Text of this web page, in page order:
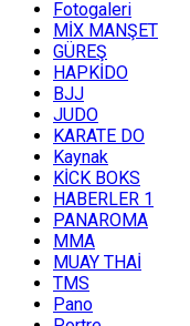
Fotogaleri
MİX MANŞET
GÜREŞ
HAPKİDO
BJJ
JUDO
KARATE DO
Kaynak
KİCK BOKS
HABERLER 1
PANAROMA
MMA
MUAY THAİ
TMS
Pano